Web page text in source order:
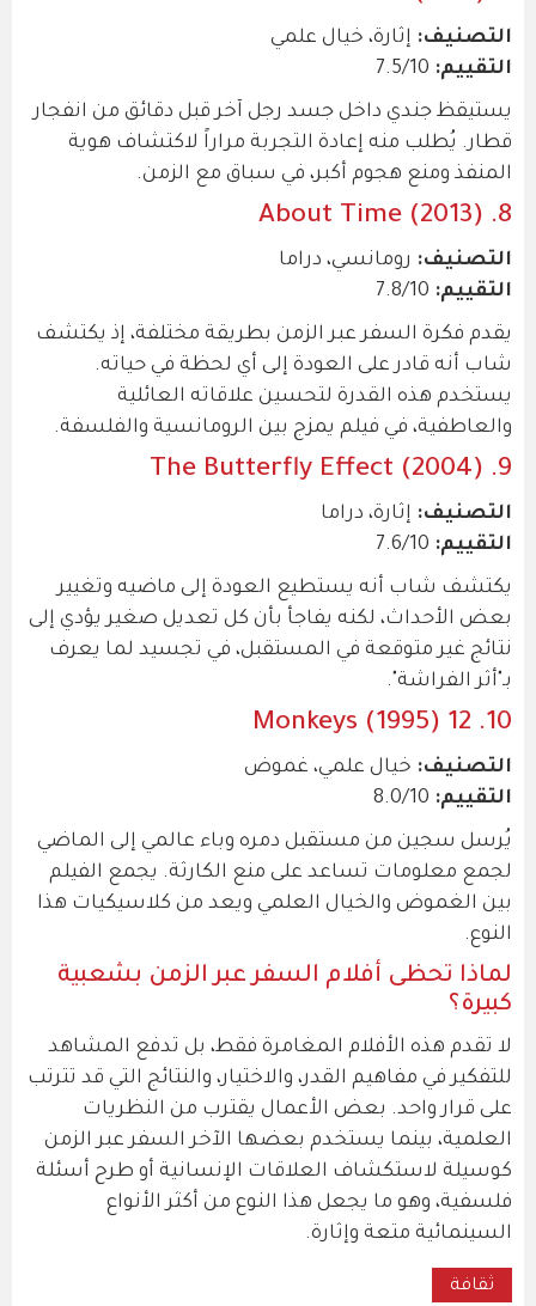
التصنيف: إثارة، خيال علمي
التقييم:
يستيقظ جندي داخل جسد رجل آخر قبل دقائق من انفجار
قطار. يُطلب منه إعادة التجربة مراراً لاكتشاف هوية
المنفذ ومنع هجوم أكبر، في سباق مع الزمن.
8. About Time (2013)
التصنيف: رومانسي، دراما
التقييم:
يقدم فكرة السفر عبر الزمن بطريقة مختلفة، إذ يكتشف
شاب أنه قادر على العودة إلى أي لحظة في حياته.
يستخدم هذه القدرة لتحسين علاقاته العائلية
والعاطفية، في فيلم يمزج بين الرومانسية والفلسفة.
9. The Butterfly Effect (2004)
التصنيف: إثارة، دراما
التقييم:
يكتشف شاب أنه يستطيع العودة إلى ماضيه وتغيير
بعض الأحداث، لكنه يفاجأ بأن كل تعديل صغير يؤدي إلى
نتائج غير متوقعة في المستقبل، في تجسيد لما يعرف
بـ"أثر الفراشة".
10. 12 Monkeys (1995)
التصنيف: خيال علمي، غموض
التقييم:
يُرسل سجين من مستقبل دمره وباء عالمي إلى الماضي
لجمع معلومات تساعد على منع الكارثة. يجمع الفيلم
بين الغموض والخيال العلمي ويعد من كلاسيكيات هذا
النوع.
لماذا تحظى أفلام السفر عبر الزمن بشعبية
كبيرة؟
لا تقدم هذه الأفلام المغامرة فقط، بل تدفع المشاهد
للتفكير في مفاهيم القدر، والاختيار، والنتائج التي قد تترتب
على قرار واحد. بعض الأعمال يقترب من النظريات
العلمية، بينما يستخدم بعضها الآخر السفر عبر الزمن
كوسيلة لاستكشاف العلاقات الإنسانية أو طرح أسئلة
فلسفية، وهو ما يجعل هذا النوع من أكثر الأنواع
السينمائية متعة وإثارة.
ثقافة